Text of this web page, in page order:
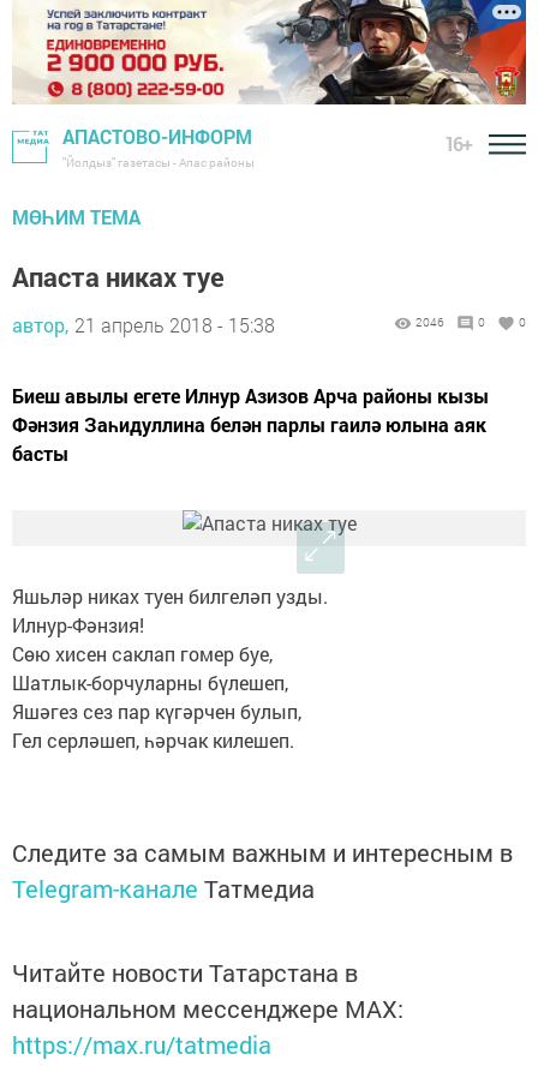
АПАСТОВО-ИНФОРМ
"Йолдыз" газетасы - Апас районы
16+
МӨҺИМ ТЕМА
Апаста никах туе
автор, 21 апрель 2018 - 15:38 2046 0 0
Биеш авылы егете Илнур Азизов Арча районы кызы
Фәнзия Заһидуллина белән парлы гаилә юлына аяк
басты
Яшьләр никах туен билгеләп узды.
Илнур-Фәнзия!
Сөю хисен саклап гомер буе,
Шатлык-борчуларны бүлешеп,
Яшәгез сез пар күгәрчен булып,
Гел серләшеп, һәрчак килешеп.
Следите за самым важным и интересным в
Telegram-канале Татмедиа
Читайте новости Татарстана в
национальном мессенджере MАХ:
https://max.ru/tatmedia